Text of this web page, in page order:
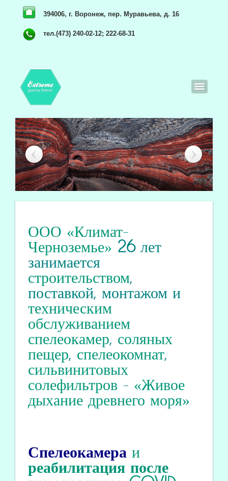
394006, г. Воронеж, пер. Муравьева, д. 16
тел.(473) 240-02-12; 222-68-31
ООО «Климат-
Черноземье» 26лет
занимается
строительством,
поставкой, монтажом и
техническим
обслуживанием
спелеокамер, соляных
пещер, спелеокомнат,
сильвинитовых
солефильтров - «Живое
дыхание древнего моря»
Спелеокамера и
реабилитацияпосле